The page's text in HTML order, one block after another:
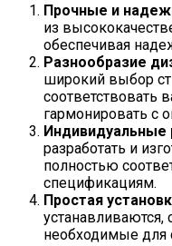
Прочные и
из
обеспечивая
Разнообразие
широкий выбор
соответствовать
гармонировать с
Индивидуальные
разработать и
полностью
спецификациям.
Простая
устанавливаются,
необходимые для